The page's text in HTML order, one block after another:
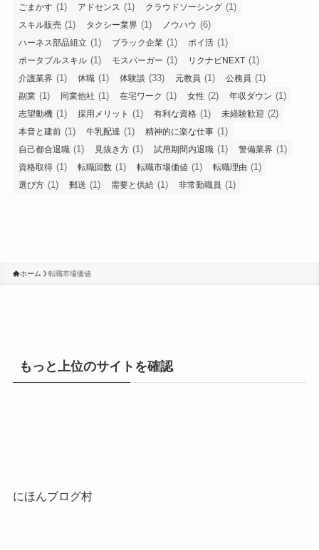
ごまかす (1) アドセンス (1) クラウドソーシング (1)
スキル販売 (1) タクシー業界 (1) ノウハウ (6)
ハーネス部品組立 (1) ブラック企業 (1) ポイ活 (1)
ポータブルスキル (1) モスバーガー (1) リクナビNEXT (1)
介護業界 (1) 休職 (1) 体験談 (33) 元教員 (1) 公務員 (1)
副業 (1) 同業他社 (1) 在宅ワーク (1) 女性 (2) 年収ダウン (1)
志望動機 (1) 採用メリット (1) 有利な資格 (1) 未経験歓迎 (2)
本音と建前 (1) 牛乳配達 (1) 精神的に楽な仕事 (1)
自己都合退職 (1) 見抜き方 (1) 試用期間内退職 (1) 警備業界 (1)
資格取得 (1) 転職回数 (1) 転職市場価値 (1) 転職理由 (1)
選び方 (1) 郵送 (1) 需要と供給 (1) 非常勤職員 (1)
ホーム 転職市場価値
もっと上位のサイトを確認
にほんブログ村